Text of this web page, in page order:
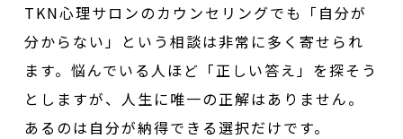
TKN心理サロンのカウンセリングでも「自分が
分からない」という相談は非常に多く寄せられ
ます。悩んでいる人ほど「正しい答え」を探そう
としますが、人生に唯一の正解はありません。
あるのは自分が納得できる選択だけです。